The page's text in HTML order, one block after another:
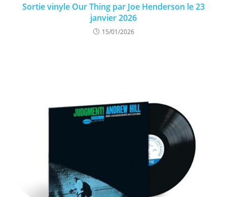
Sortie vinyle Our Thing par Joe Henderson le 23
janvier 2026
15/01/2026